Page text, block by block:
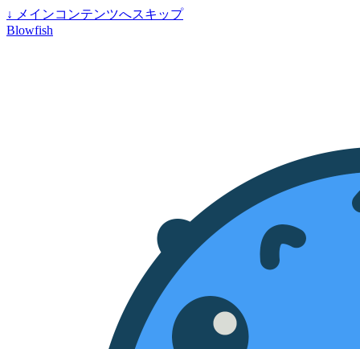
↓ メインコンテンツへスキップ
Blowfish